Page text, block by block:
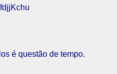
é questão de tempo.